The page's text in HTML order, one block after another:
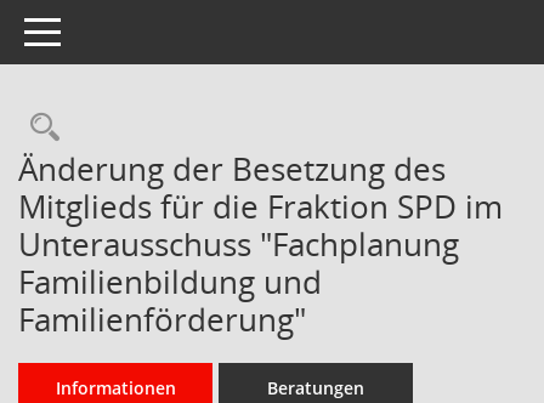
Toggle navigation
Rechercheauswahl
Änderung der Besetzung des
Mitglieds für die Fraktion SPD im
Unterausschuss "Fachplanung
Familienbildung und
Familienförderung"
Informationen Beratungen